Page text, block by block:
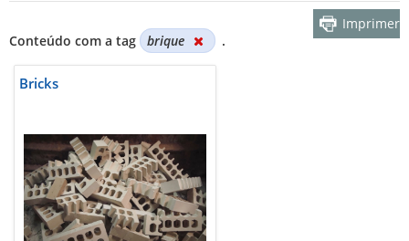
Conteúdo com a tag brique .
Imprimer
Bricks